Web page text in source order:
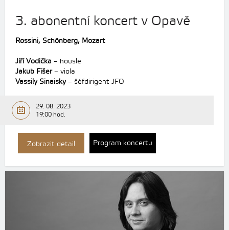
3. abonentní koncert v Opavě
Rossini, Schönberg, Mozart
Jiří Vodička – housle
Jakub Fišer– viola
Vassily Sinaisky– šéfdirigent JFO
29. 08. 2023
19:00 hod.
Zobrazit detail Program koncertu